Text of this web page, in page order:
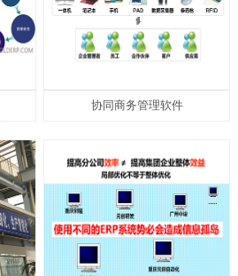
协同商务管理软件